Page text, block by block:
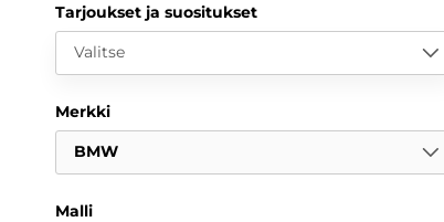
Tarjoukset ja suositukset
Valitse
Merkki
BMW
Malli